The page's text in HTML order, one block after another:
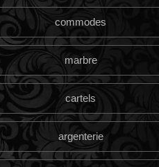
commodes
marbre
cartels
argenterie